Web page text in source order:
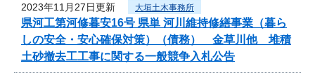
2023年11月27日更新 大垣土木事務所
県河工第河修暮安16号 県単 河川維持修繕事業（暮ら
しの安全・安心確保対策）（債務） 金草川他 堆積
土砂撤去工工事に関する一般競争入札公告